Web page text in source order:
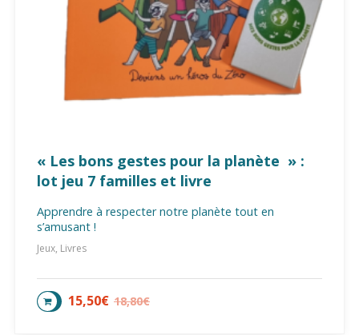
« Les bons gestes pour la planète » :
lot jeu 7 familles et livre
Apprendre à respecter notre planète tout en
s’amusant !
Jeux, Livres
18,80€
15,50€
AJOUTER AU PANIER